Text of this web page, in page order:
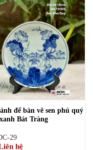
để bàn vẽ sen phú quý
Bát Tràng
29
hệ